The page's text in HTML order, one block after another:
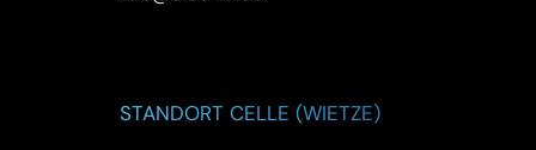
STANDORT CELLE (WIETZE)